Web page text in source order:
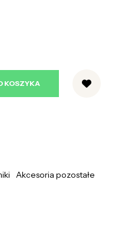
KOSZYKA
Akcesoria pozostałe